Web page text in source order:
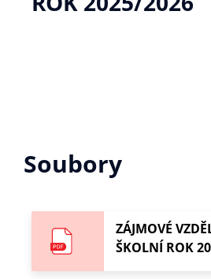
Soubory
ZÁJMOVÉ
ŠKOLNÍ ROK